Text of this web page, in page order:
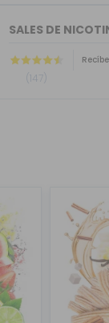
SALES DE
(147)